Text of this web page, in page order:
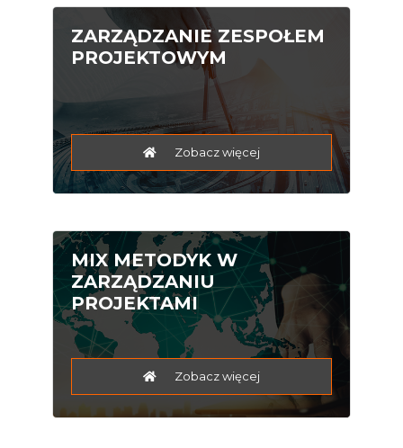
ZARZĄDZANIE ZESPOŁEM
PROJEKTOWYM
Zobacz więcej
MIX METODYK W
ZARZĄDZANIU
PROJEKTAMI
Zobacz więcej